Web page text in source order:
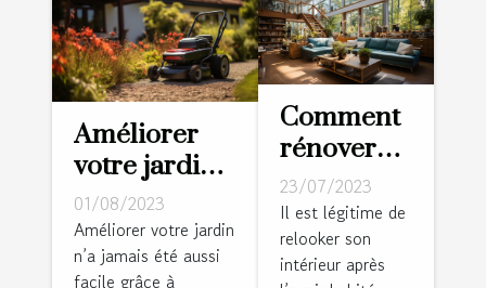
Améliorer
votre jardin
avec un
robot
tondeuse
01/08/2023
Améliorer votre jardin
n’a jamais été aussi
facile grâce à
Comment
rénover
l'intérieur
de sa
maison ?
23/07/2023
Il est légitime de
relooker son
intérieur après